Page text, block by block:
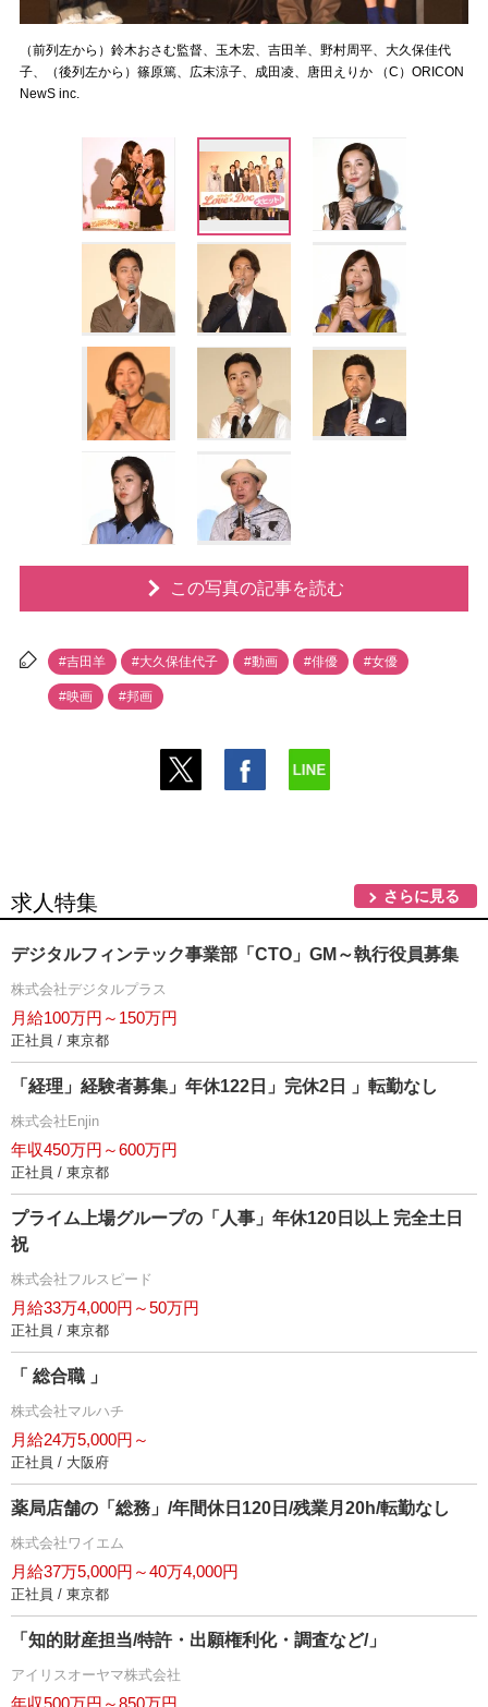
（前列左から）鈴木おさむ監督、玉木宏、吉田羊、野村周平、大久保佳代
子、（後列左から）篠原篤、広末涼子、成田凌、唐田えりか （C）ORICON
NewS inc.
この写真の記事を読む
#吉田羊 #大久保佳代子 #動画 #俳優 #女優
#映画 #邦画
求人特集 さらに見る
デジタルフィンテック事業部「CTO」GM～執行役員募集
株式会社デジタルプラス
月給100万円～150万円
正社員 / 東京都
「経理」経験者募集」年休122日」完休2日 」転勤なし
株式会社Enjin
年収450万円～600万円
正社員 / 東京都
プライム上場グループの「人事」年休120日以上 完全土日
祝
株式会社フルスピード
月給33万4,000円～50万円
正社員 / 東京都
「 総合職 」
株式会社マルハチ
月給24万5,000円～
正社員 / 大阪府
薬局店舗の「総務」/年間休日120日/残業月20h/転勤なし
株式会社ワイエム
月給37万5,000円～40万4,000円
正社員 / 東京都
「知的財産担当/特許・出願権利化・調査など/」
アイリスオーヤマ株式会社
年収500万円～850万円